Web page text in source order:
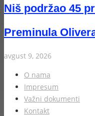
Niš podržao 45
Preminula
avgust 9, 2026
O nama
Impresum
Važni dokumenti
Kontakt